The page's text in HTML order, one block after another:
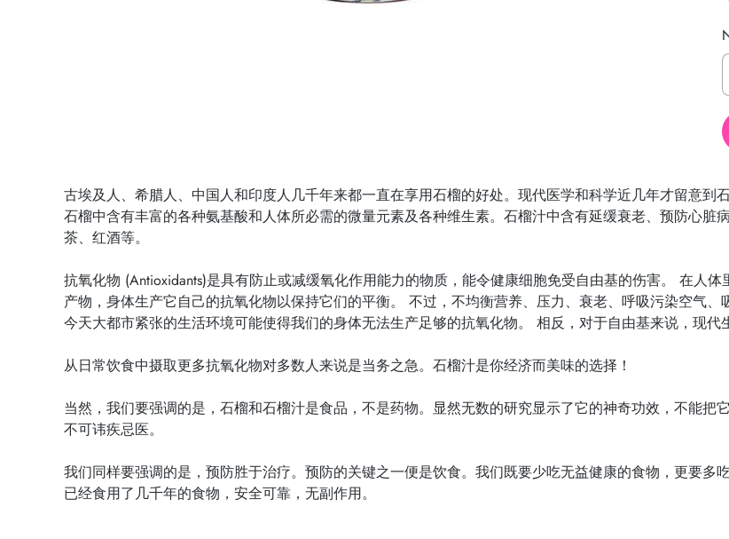
古埃及人、希腊人、中国人和印度人几千年来都一直在享用石榴的好处。现代医学和科学近几年才留意到
石榴中含有丰富的各种氨基酸和人体所必需的微量元素及各种维生素。石榴汁中含有延缓衰老、预防心
茶、红酒等。
抗氧化物 (Antioxidants)是具有防止或减缓氧化作用能力的物质，能令健康细胞免受自由基的伤害。 在人
产物，身体生产它自己的抗氧化物以保持它们的平衡。 不过，不均衡营养、压力、衰老、呼吸污染空气、
今天大都市紧张的生活环境可能使得我们的身体无法生产足够的抗氧化物。 相反，对于自由基来说，现代
从日常饮食中摄取更多抗氧化物对多数人来说是当务之急。石榴汁是你经济而美味的选择！
当然，我们要强调的是，石榴和石榴汁是食品，不是药物。显然无数的研究显示了它的神奇功效，不能
不可讳疾忌医。
我们同样要强调的是，预防胜于治疗。预防的关键之一便是饮食。我们既要少吃无益健康的食物，更要
已经食用了几千年的食物，安全可靠，无副作用。